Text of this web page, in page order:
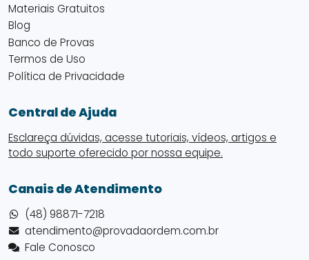
Materiais Gratuitos
Blog
Banco de Provas
Termos de Uso
Política de Privacidade
Central de Ajuda
Esclareça dúvidas, acesse tutoriais, vídeos, artigos e
todo suporte oferecido por nossa equipe.
Canais de Atendimento
(48) 98871-7218
atendimento@provadaordem.com.br
Fale Conosco